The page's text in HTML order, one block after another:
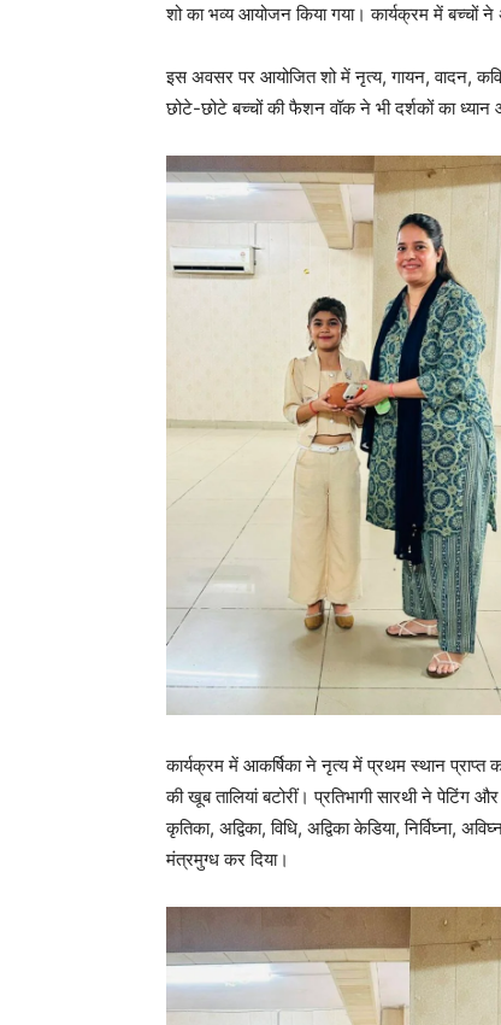
शो का भव्य आयोजन किया गया। कार्यक्रम में बच्चों ने
इस अवसर पर आयोजित शो में नृत्य, गायन, वादन,
छोटे-छोटे बच्चों की फैशन वॉक ने भी दर्शकों का ध्यान
कार्यक्रम में आकर्षिका ने नृत्य में प्रथम स्थान प्राप्त
की खूब तालियां बटोरीं। प्रतिभागी सारथी ने
कृतिका, अद्विका, विधि, अद्विका केडिया, निर्विघ्ना,
मंत्रमुग्ध कर दिया।